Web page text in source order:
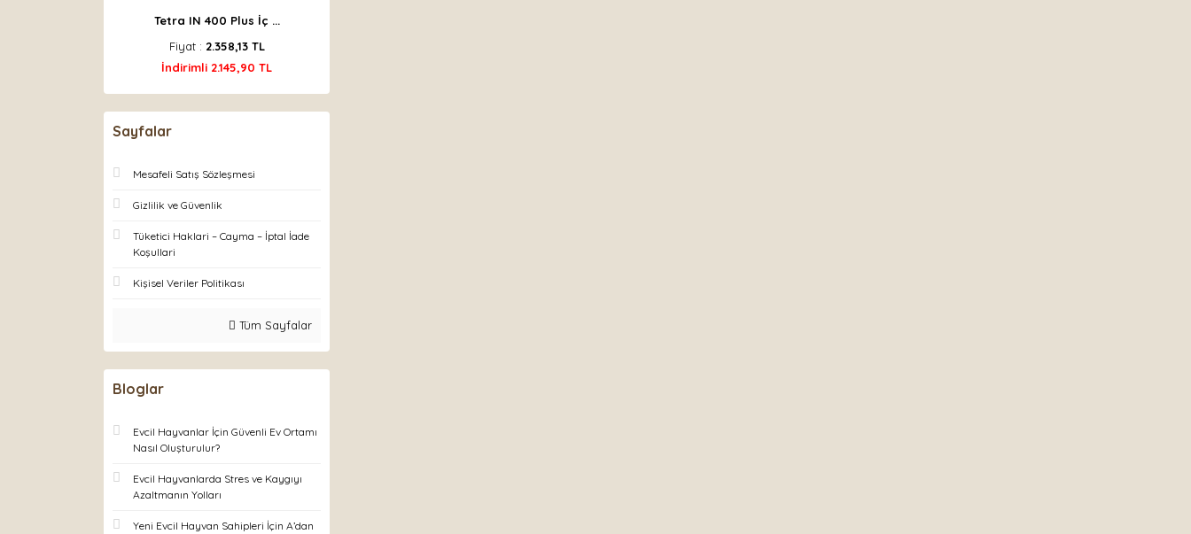
Tetra IN 400 Plus İç ...
Fiyat : 2.358,13 TL
İndirimli 2.145,90 TL
Sayfalar
Mesafeli Satış Sözleşmesi
Gizlilik ve Güvenlik
Tüketici Haklari – Cayma – İptal İade
Koşullari
Kişisel Veriler Politikası
Tüm Sayfalar
Bloglar
Evcil Hayvanlar İçin Güvenli Ev Ortamı
Nasıl Oluşturulur?
Evcil Hayvanlarda Stres ve Kaygıyı
Azaltmanın Yolları
Yeni Evcil Hayvan Sahipleri İçin A’dan